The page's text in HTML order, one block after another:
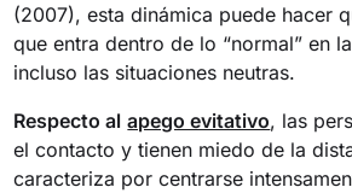
(2007), esta dinámica puede hacer
que entra dentro de lo “normal” en
incluso las situaciones neutras.
Respecto al apego evitativo, las
el contacto y tienen miedo de la
caracteriza por centrarse